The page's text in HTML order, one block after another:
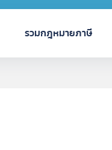
รวมกฎหมายภาษี